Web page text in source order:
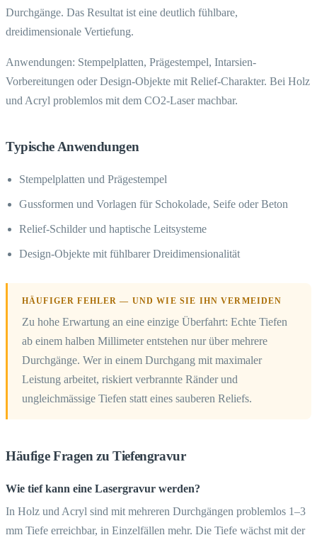
Durchgänge. Das Resultat ist eine deutlich fühlbare,
dreidimensionale Vertiefung.
Anwendungen: Stempelplatten, Prägestempel, Intarsien-
Vorbereitungen oder Design-Objekte mit Relief-Charakter. Bei Holz
und Acryl problemlos mit dem CO2-Laser machbar.
Typische Anwendungen
Stempelplatten und Prägestempel
Gussformen und Vorlagen für Schokolade, Seife oder Beton
Relief-Schilder und haptische Leitsysteme
Design-Objekte mit fühlbarer Dreidimensionalität
HÄUFIGER FEHLER — UND WIE SIE IHN VERMEIDEN
Zu hohe Erwartung an eine einzige Überfahrt: Echte Tiefen
ab einem halben Millimeter entstehen nur über mehrere
Durchgänge. Wer in einem Durchgang mit maximaler
Leistung arbeitet, riskiert verbrannte Ränder und
ungleichmässige Tiefen statt eines sauberen Reliefs.
Häufige Fragen zu Tiefengravur
Wie tief kann eine Lasergravur werden?
In Holz und Acryl sind mit mehreren Durchgängen problemlos 1–3
mm Tiefe erreichbar, in Einzelfällen mehr. Die Tiefe wächst mit der